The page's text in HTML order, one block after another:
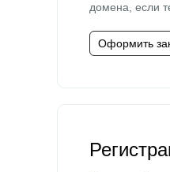
домена, если
Оформить